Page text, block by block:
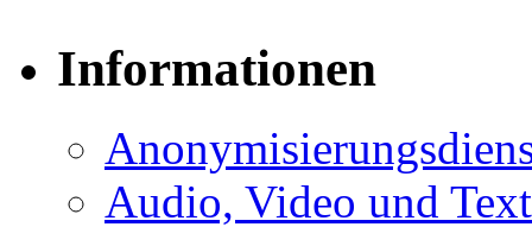
Informationen
Audio, Video und Text